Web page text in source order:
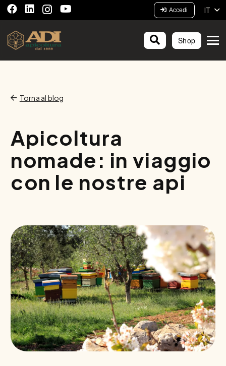
Accedi IT
Shop
Torna al blog
Apicoltura
nomade: in viaggio
con le nostre api